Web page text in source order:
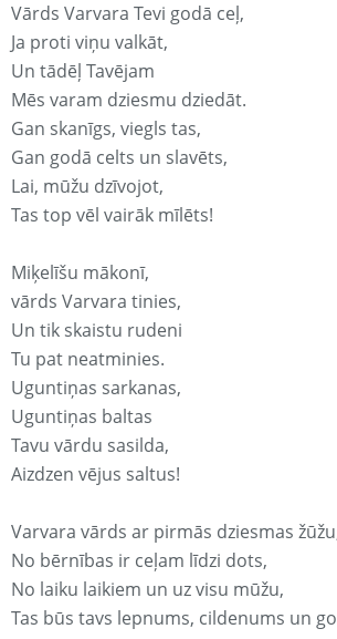
Vārds Varvara Tevi godā ceļ,
Ja proti viņu valkāt,
Un tādēļ Tavējam
Mēs varam dziesmu dziedāt.
Gan skanīgs, viegls tas,
Gan godā celts un slavēts,
Lai, mūžu dzīvojot,
Tas top vēl vairāk mīlēts!
Miķelīšu mākonī,
vārds Varvara tinies,
Un tik skaistu rudeni
Tu pat neatminies.
Uguntiņas sarkanas,
Uguntiņas baltas
Tavu vārdu sasilda,
Aizdzen vējus saltus!
Varvara vārds ar pirmās dziesmas
No bērnības ir ceļam līdzi dots,
No laiku laikiem un uz visu mūžu,
Tas būs tavs lepnums, cildenums un